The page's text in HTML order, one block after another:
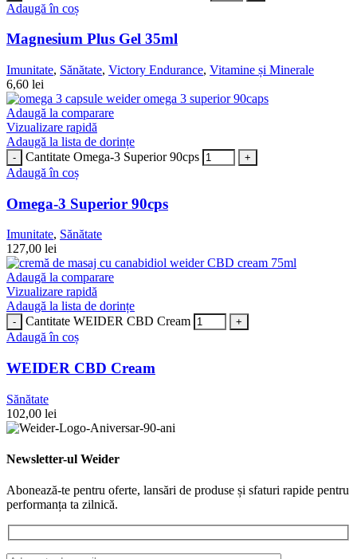
Adaugă în coș
Magnesium Plus Gel 35ml
Imunitate, Sănătate, Victory Endurance, Vitamine și Minerale
6,60 lei
Adaugă la comparare
Vizualizare rapidă
Adaugă la lista de dorințe
Cantitate Omega-3 Superior 90cps
Adaugă în coș
Omega-3 Superior 90cps
Imunitate, Sănătate
127,00 lei
Adaugă la comparare
Vizualizare rapidă
Adaugă la lista de dorințe
Cantitate WEIDER CBD Cream
Adaugă în coș
WEIDER CBD Cream
Sănătate
102,00 lei
Newsletter-ul Weider
Abonează-te pentru oferte, lansări de produse și sfaturi rapide pentru
performanța ta zilnică.